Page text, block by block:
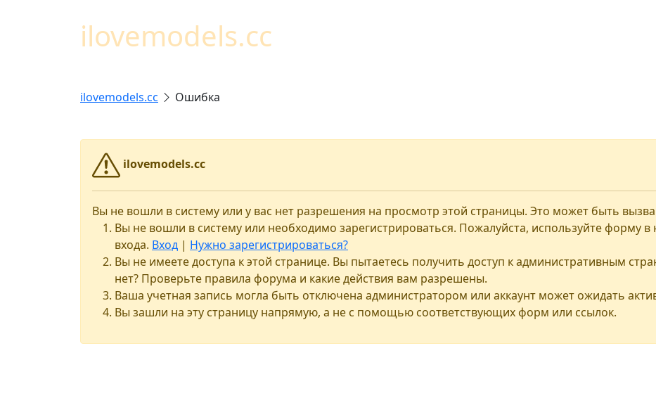
ilovemodels.cc
ilovemodels.cc Ошибка
ilovemodels.cc
Вы не вошли в систему или у вас нет разрешения на просмотр этой страницы. Это может быть
Вы не вошли в систему или необходимо зарегистрироваться. Пожалуйста, используйте форму
входа. Вход | Нужно зарегистрироваться?
Вы не имеете доступа к этой странице. Вы пытаетесь получить доступ к административным
нет? Проверьте правила форума и какие действия вам разрешены.
Ваша учетная запись могла быть отключена администратором или аккаунт может ожидать
Вы зашли на эту страницу напрямую, а не с помощью соответствующих форм или ссылок.